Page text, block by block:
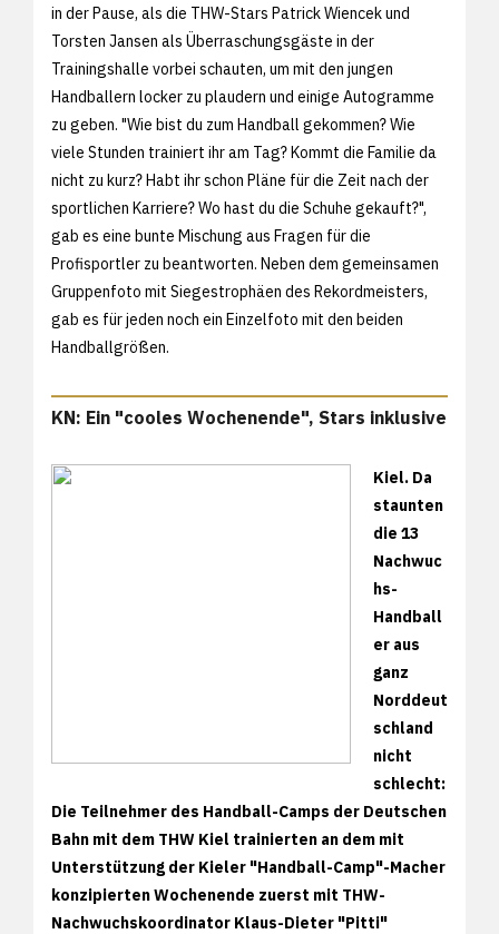
in der Pause, als die THW-Stars Patrick Wiencek und
Torsten Jansen als Überraschungsgäste in der
Trainingshalle vorbei schauten, um mit den jungen
Handballern locker zu plaudern und einige Autogramme
zu geben. "Wie bist du zum Handball gekommen? Wie
viele Stunden trainiert ihr am Tag? Kommt die Familie da
nicht zu kurz? Habt ihr schon Pläne für die Zeit nach der
sportlichen Karriere? Wo hast du die Schuhe gekauft?",
gab es eine bunte Mischung aus Fragen für die
Profisportler zu beantworten. Neben dem gemeinsamen
Gruppenfoto mit Siegestrophäen des Rekordmeisters,
gab es für jeden noch ein Einzelfoto mit den beiden
Handballgrößen.
KN: Ein "cooles Wochenende", Stars inklusive
Kiel. Da
staunten
die 13
Nachwuc
hs-
Handball
er aus
ganz
Norddeut
schland
nicht
schlecht:
Die Teilnehmer des Handball-Camps der Deutschen
Bahn mit dem THW Kiel trainierten an dem mit
Unterstützung der Kieler "Handball-Camp"-Macher
konzipierten Wochenende zuerst mit THW-
Nachwuchskoordinator Klaus-Dieter "Pitti"